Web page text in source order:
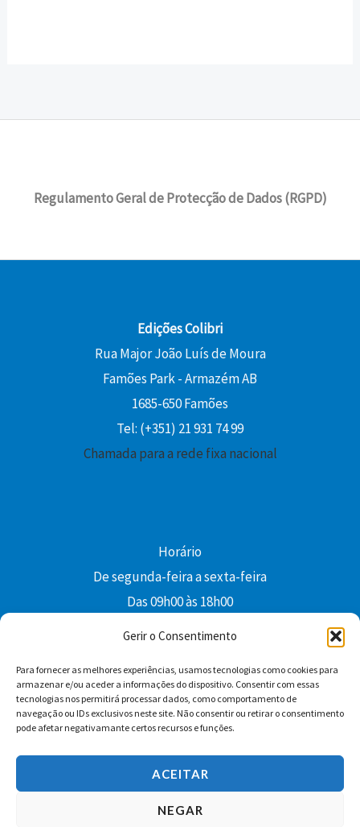
Gerir o Consentimento
Para fornecer as melhores experiências, usamos tecnologias como cookies para
armazenar e/ou aceder a informações do dispositivo. Consentir com essas
tecnologias nos permitirá processar dados, como comportamento de
navegação ou IDs exclusivos neste site. Não consentir ou retirar o consentimento
pode afetar negativamante certos recursos e funções.
ACEITAR
NEGAR
Regulamento Geral de Protecção de Dados (RGPD)
Edições Colibri
Rua Major João Luís de Moura
Famões Park - Armazém AB
1685-650 Famões
Tel: (+351) 21 931 74 99
Chamada para a rede fixa nacional
Horário
De segunda-feira a sexta-feira
Das 09h00 às 18h00
Facebook YouTube Instagram
Whatsapp
Condições Gerais de Venda